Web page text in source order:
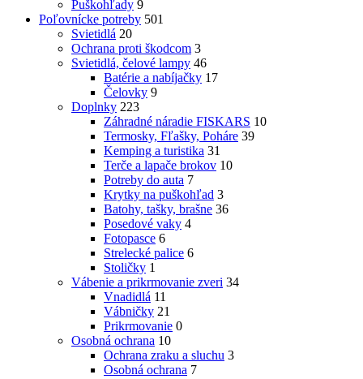
Puškohľady 9
Poľovnícke potreby 501
Svietidlá 20
Ochrana proti škodcom 3
Svietidlá, čelové lampy 46
Batérie a nabíjačky 17
Čelovky 9
Doplnky 223
Záhradné náradie FISKARS 10
Termosky, Fľašky, Poháre 39
Kemping a turistika 31
Terče a lapače brokov 10
Potreby do auta 7
Krytky na puškohľad 3
Batohy, tašky, brašne 36
Posedové vaky 4
Fotopasce 6
Strelecké palice 6
Stoličky 1
Vábenie a prikrmovanie zveri 34
Vnadidlá 11
Vábničky 21
Prikrmovanie 0
Osobná ochrana 10
Ochrana zraku a sluchu 3
Osobná ochrana 7